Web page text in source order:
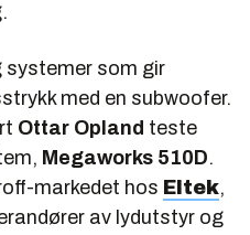
som gir
med en subwoofer.
Ottar Opland teste
Megaworks 510D.
markedet hos Eltek,
av lydutstyr og